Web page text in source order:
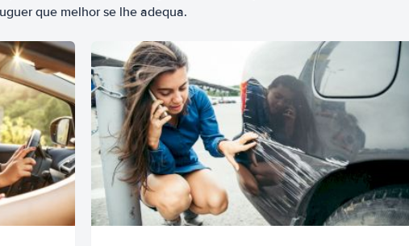
que melhor se lhe adequa.